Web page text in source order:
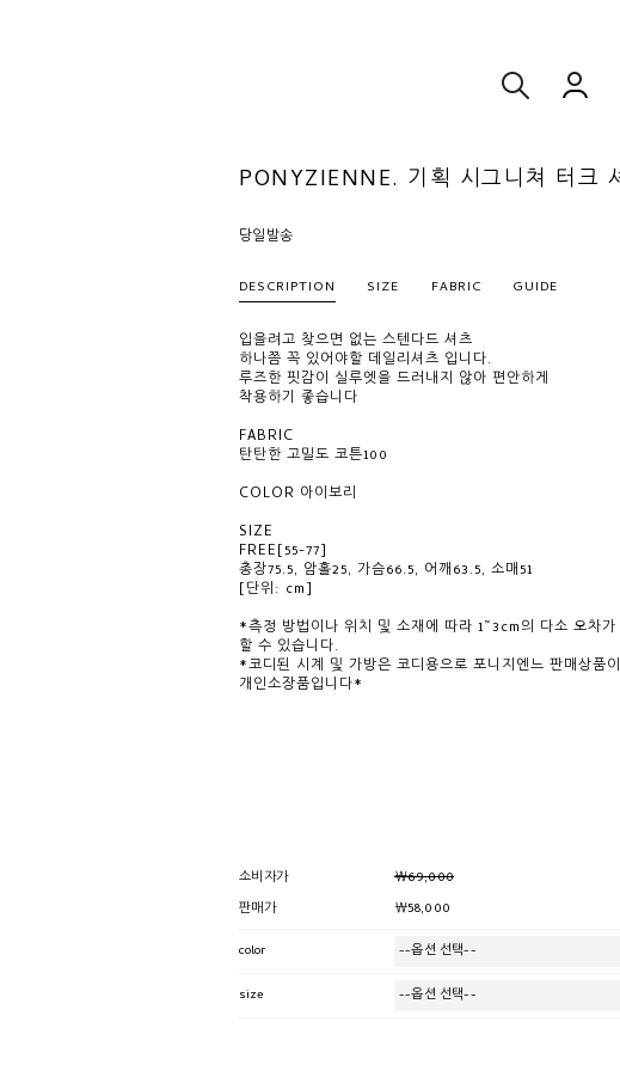
PONYZIENNE. 기획 시그니쳐 터크
당일발송
DESCRIPTION SIZE FABRIC GUIDE
입을려고 찾으면 없는 스텐다드 셔츠
하나쯤 꼭 있어야할 데일리셔츠 입니다.
루즈한 핏감이 실루엣을 드러내지 않아 편안하게
착용하기 좋습니다
FABRIC
탄탄한 고밀도 코튼100
COLOR 아이보리
SIZE
FREE[55-77]
총장75.5, 암홀25, 가슴66.5, 어깨63.5, 소매51
[단위: cm]
*측정 방법이나 위치 및 소재에 따라 1~3cm의 다소 오차
할 수 있습니다.
*코디된 시계 및 가방은 코디용으로 포니지엔느 판매상품
개인소장품입니다*
소비자가 ￦69,000
판매가 ￦58,000
color
size